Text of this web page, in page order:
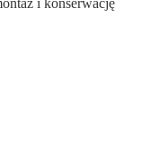
i konserwację